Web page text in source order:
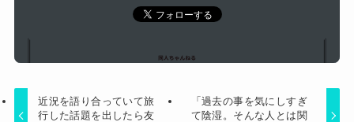
近況を語り合っていて旅
行した話題を出したら友
「過去の事を気にしすぎ
て陰湿。そんな人とは関